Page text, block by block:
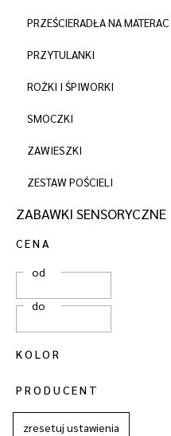
PRZEŚCIERADŁA NA MATERAC
PRZYTULANKI
ROŻKI I ŚPIWORKI
SMOCZKI
ZAWIESZKI
ZESTAW POŚCIELI
ZABAWKI SENSORYCZNE
CENA
od
do
KOLOR
PRODUCENT
zresetuj ustawienia